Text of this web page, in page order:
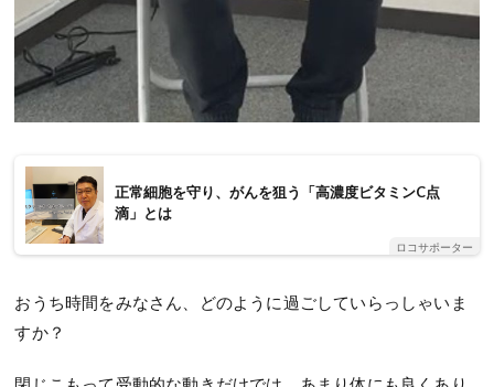
正常細胞を守り、がんを狙う「高濃度ビタミンC点
滴」とは
ロコサポーター
おうち時間をみなさん、どのように過ごしていらっしゃいま
すか？